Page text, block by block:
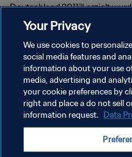
Deutschland 2011™ erzielt
DATENSCHUTZ
NUTZUNGSBEDINGUNGEN
COOKIE-EINSTELLUNGEN
Your Privacy
We use cookies to
social media features and
information about your use
media, advertising and
your cookie preferences by
right and place a do not sell
information request. Data